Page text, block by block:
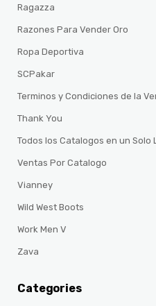
Ragazza
Razones Para Vender Oro
Ropa Deportiva
SCPakar
Terminos y Condiciones de la
Thank You
Todos los Catalogos en un Solo
Ventas Por Catalogo
Vianney
Wild West Boots
Work Men V
Zava
Categories